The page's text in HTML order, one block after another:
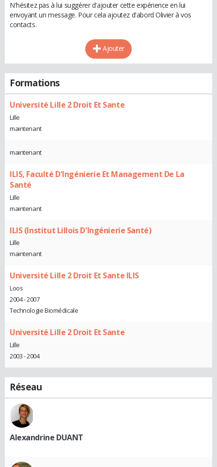
N'hésitez pas à lui suggérer d'ajouter cette expérience en lui
envoyant un message. Pour cela ajoutez d'abord Olivier à vos
contacts.
Ajouter
Formations
Université Lille 2 Droit Et Sante
Lille
maintenant
maintenant
ILIS, Faculté D'Ingénierie Et Management De La
Santé
Lille
maintenant
ILIS (Institut Lillois D'Ingénierie Santé)
Lille
maintenant
Université Lille 2 Droit Et Sante ILIS
Loos
2004 - 2007
Technologie Biomédicale
Université Lille 2 Droit Et Sante
Lille
2003 - 2004
Réseau
Alexandrine DUANT